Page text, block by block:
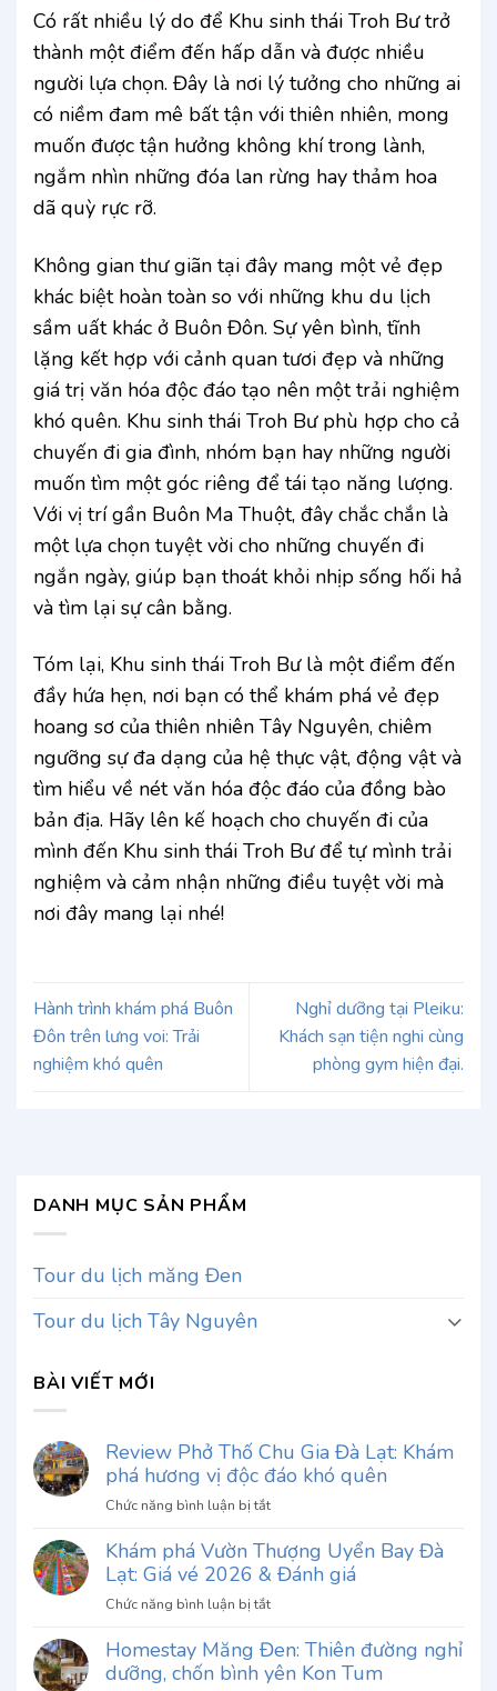
Có rất nhiều lý do để Khu sinh thái Troh Bư trở
thành một điểm đến hấp dẫn và được nhiều
người lựa chọn. Đây là nơi lý tưởng cho những ai
có niềm đam mê bất tận với thiên nhiên, mong
muốn được tận hưởng không khí trong lành,
ngắm nhìn những đóa lan rừng hay thảm hoa
dã quỳ rực rỡ.
Không gian thư giãn tại đây mang một vẻ đẹp
khác biệt hoàn toàn so với những khu du lịch
sầm uất khác ở Buôn Đôn. Sự yên bình, tĩnh
lặng kết hợp với cảnh quan tươi đẹp và những
giá trị văn hóa độc đáo tạo nên một trải nghiệm
khó quên. Khu sinh thái Troh Bư phù hợp cho cả
chuyến đi gia đình, nhóm bạn hay những người
muốn tìm một góc riêng để tái tạo năng lượng.
Với vị trí gần Buôn Ma Thuột, đây chắc chắn là
một lựa chọn tuyệt vời cho những chuyến đi
ngắn ngày, giúp bạn thoát khỏi nhịp sống hối hả
và tìm lại sự cân bằng.
Tóm lại, Khu sinh thái Troh Bư là một điểm đến
đầy hứa hẹn, nơi bạn có thể khám phá vẻ đẹp
hoang sơ của thiên nhiên Tây Nguyên, chiêm
ngưỡng sự đa dạng của hệ thực vật, động vật và
tìm hiểu về nét văn hóa độc đáo của đồng bào
bản địa. Hãy lên kế hoạch cho chuyến đi của
mình đến Khu sinh thái Troh Bư để tự mình trải
nghiệm và cảm nhận những điều tuyệt vời mà
nơi đây mang lại nhé!
Hành trình khám phá Buôn
Đôn trên lưng voi: Trải
nghiệm khó quên
Nghỉ dưỡng tại Pleiku:
Khách sạn tiện nghi cùng
phòng gym hiện đại.
DANH MỤC SẢN PHẨM
Tour du lịch măng Đen
Tour du lịch Tây Nguyên
BÀI VIẾT MỚI
Review Phở Thố Chu Gia Đà Lạt: Khám
phá hương vị độc đáo khó quên
Chức năng bình luận bị tắtở
Phở
Thố
Gia
Lạt:
Khám
Khám phá Vườn Thượng Uyển Bay Đà
Lạt: Giá vé 2026 & Đánh giá
Chức năng bình luận bị tắtở
phá
Vườn
Homestay Măng Đen: Thiên đường nghỉ
dưỡng, chốn bình yên Kon Tum